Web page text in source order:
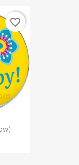
favorite_border